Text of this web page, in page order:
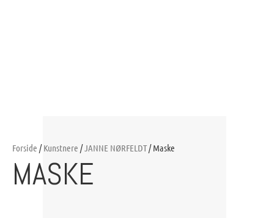
Forside /Kunstnere /JANNE NØRFELDT/ Maske
MASKE